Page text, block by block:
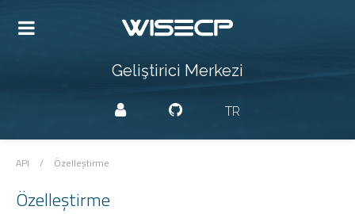
Geliştirici Merkezi
TR
API / Özelleştirme
Özelleştirme